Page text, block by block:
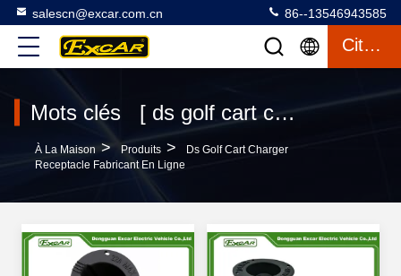
salescn@excar.com.cn 86--13546943585
Citation
Mots clés [ ds golf cart charger receptacle ] Le match 5 produits
À La Maison > Produits >
Ds Golf Cart Charger
Receptacle Fabricant En Ligne